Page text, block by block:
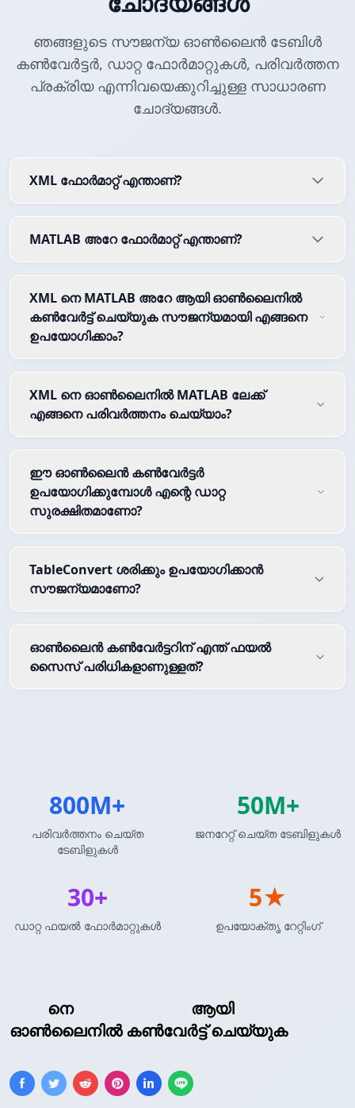
നെ
ആയി
ഓൺലൈനിൽ കൺവേർട്ട് ചെയ്യുക
ഞങ്ങളുടെ സൗജന്യ ഓൺലൈൻ ടേബിൾ
കൺവേർട്ടർ, ഡാറ്റ ഫോർമാറ്റുകൾ, പരിവർത്തന
പ്രക്രിയ എന്നിവയെക്കുറിച്ചുള്ള സാധാരണ
ചോദ്യങ്ങൾ.
XML ഫോർമാറ്റ് എന്താണ്?
MATLAB അറേ ഫോർമാറ്റ് എന്താണ്?
XML നെ MATLAB അറേ ആയി ഓൺലൈനിൽ
കൺവേർട്ട് ചെയ്യുക സൗജന്യമായി എങ്ങനെ
ഉപയോഗിക്കാം?
XML നെ ഓൺലൈനിൽ MATLAB ലേക്ക്
എങ്ങനെ പരിവർത്തനം ചെയ്യാം?
ഈ ഓൺലൈൻ കൺവേർട്ടർ
ഉപയോഗിക്കുമ്പോൾ എന്റെ ഡാറ്റ
സുരക്ഷിതമാണോ?
TableConvert ശരിക്കും ഉപയോഗിക്കാൻ
സൗജന്യമാണോ?
ഓൺലൈൻ കൺവേർട്ടറിന് എന്ത് ഫയൽ
സൈസ് പരിധികളാണുള്ളത്?
800M+
പരിവർത്തനം ചെയ്ത
ടേബിളുകൾ
50M+
ജനറേറ്റ് ചെയ്ത ടേബിളുകൾ
30+
ഡാറ്റ ഫയൽ ഫോർമാറ്റുകൾ
5★
ഉപയോക്തൃ റേറ്റിംഗ്